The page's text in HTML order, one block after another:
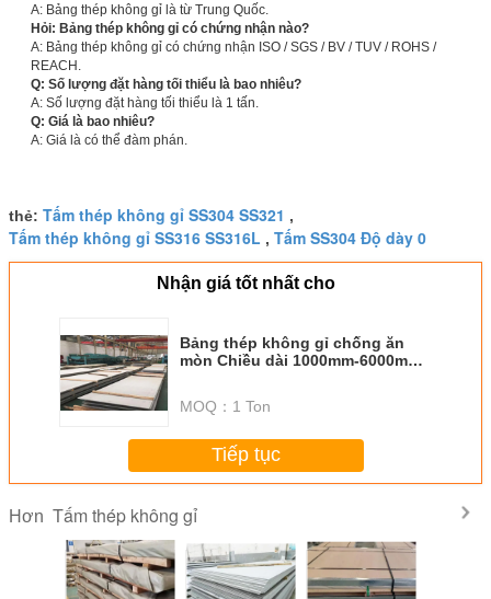
A: Bảng thép không gỉ là từ Trung Quốc.
Hỏi: Bảng thép không gỉ có chứng nhận nào?
A: Bảng thép không gỉ có chứng nhận ISO / SGS / BV / TUV / ROHS /
REACH.
Q: Số lượng đặt hàng tối thiểu là bao nhiêu?
A: Số lượng đặt hàng tối thiểu là 1 tấn.
Q: Giá là bao nhiêu?
A: Giá là có thể đàm phán.
thẻ: Tấm thép không gỉ SS304 SS321 ,
Tấm thép không gỉ SS316 SS316L , Tấm SS304 Độ dày 0
Nhận giá tốt nhất cho
Bảng thép không gỉ chống ăn
mòn Chiều dài 1000mm-6000mm
MOQ： 1 Ton
Tiếp tục
Hơn Tấm thép không gỉ